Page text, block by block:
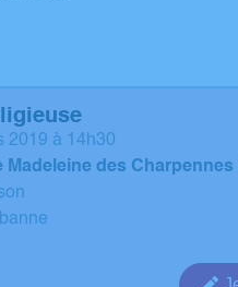
2019 à 14h30
Madeleine des